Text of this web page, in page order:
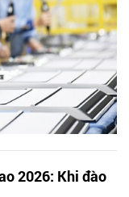
2026: Khi đào